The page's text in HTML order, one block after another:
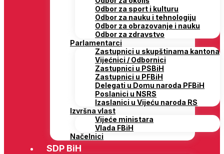
Odbor za sport i kulturu
Odbor za nauku i tehnologiju
Odbor za obrazovanje i nauku
Odbor za zdravstvo
Parlamentarci
Zastupnici u skupštinama kantona
Vijećnici / Odbornici
Zastupnici u PSBiH
Zastupnici u PFBiH
Delegati u Domu naroda PFBiH
Poslanici u NSRS
Izaslanici u Vijeću naroda RS
Izvršna vlast
Vijeće ministara
Vlada FBiH
Načelnici
SDP BiH